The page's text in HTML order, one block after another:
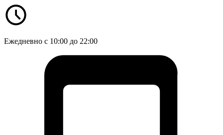
Ежедневно с 10:00 до 22:00